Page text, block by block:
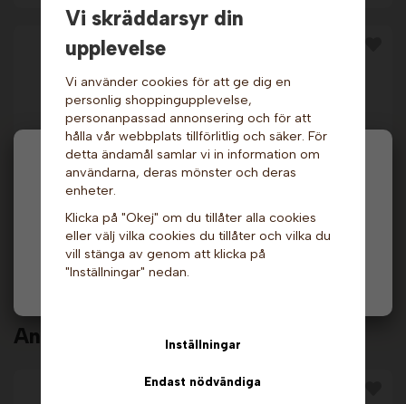
Hej och välkommen till Gottes!
moms) eller företag (exkl. moms) för hur våra priser
ska visas.
Privat
Våffeljärn - Våffla på
14 299 kr
Info & Köp
Solig. Neumärker
18 559 kr
Andra köpte även
Vi skräddarsyr din
upplevelse
Vi använder cookies för att ge dig en
personlig shoppingupplevelse,
personanpassad annonsering och för att
hålla vår webbplats tillförlitlig och säker. För
detta ändamål samlar vi in information om
användarna, deras mönster och deras
enheter.
Klicka på "Okej" om du tillåter alla cookies
eller välj vilka cookies du tillåter och vilka du
vill stänga av genom att klicka på
"Inställningar" nedan.
Inställningar
Endast nödvändiga